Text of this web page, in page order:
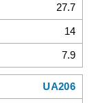
27.7
14
7.9
UA206